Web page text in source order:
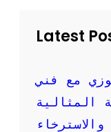
ت
Latest
مع فني
المثالية